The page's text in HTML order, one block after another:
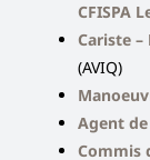
CFISPA
Cariste
(AVIQ)
Agent
Commis